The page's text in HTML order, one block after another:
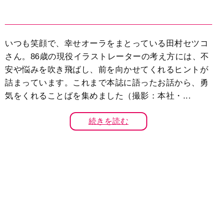
いつも笑顔で、幸せオーラをまとっている田村セツコ
さん。86歳の現役イラストレーターの考え方には、不
安や悩みを吹き飛ばし、前を向かせてくれるヒントが
詰まっています。これまで本誌に語ったお話から、勇
気をくれることばを集めました（撮影：本社・...
続きを読む